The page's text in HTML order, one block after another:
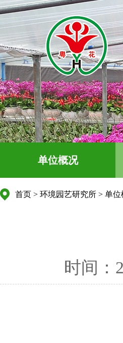
单位概况
首页 > 环境园艺研究所 > 单位
时间：